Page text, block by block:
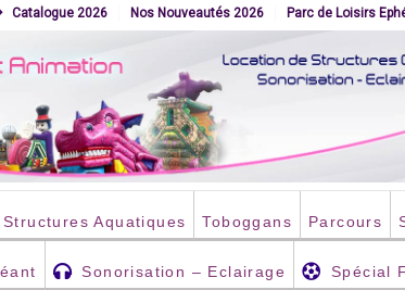
Catalogue 2026 Nos Nouveautés 2026 Parc de Loisirs
Structures Aquatiques Toboggans Parcours
Sonorisation – Eclairage Spécial